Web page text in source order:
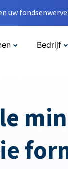
uw
Bedrijf